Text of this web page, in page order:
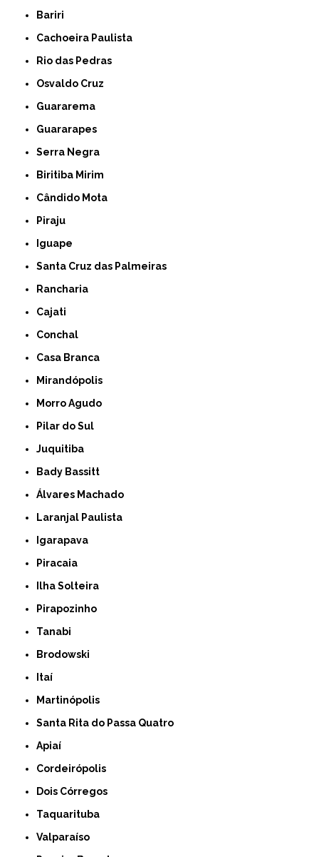
Bariri
Cachoeira Paulista
Rio das Pedras
Osvaldo Cruz
Guararema
Guararapes
Serra Negra
Biritiba Mirim
Cândido Mota
Piraju
Iguape
Santa Cruz das Palmeiras
Rancharia
Cajati
Conchal
Casa Branca
Mirandópolis
Morro Agudo
Pilar do Sul
Juquitiba
Bady Bassitt
Álvares Machado
Laranjal Paulista
Igarapava
Piracaia
Ilha Solteira
Pirapozinho
Tanabi
Brodowski
Itaí
Martinópolis
Santa Rita do Passa Quatro
Apiaí
Cordeirópolis
Dois Córregos
Taquarituba
Valparaíso